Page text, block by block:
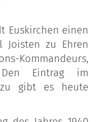
Euskirchen einen
Joisten zu Ehren
Den Eintrag im
gibt es heute